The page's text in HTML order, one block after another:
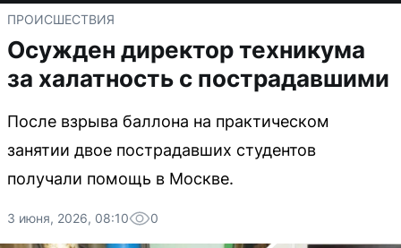
ПРОИСШЕСТВИЯ
Осужден директор техникума
за халатность с пострадавшими
После взрыва баллона на практическом
занятии двое пострадавших студентов
получали помощь в Москве.
3 июня, 2026, 08:10 0